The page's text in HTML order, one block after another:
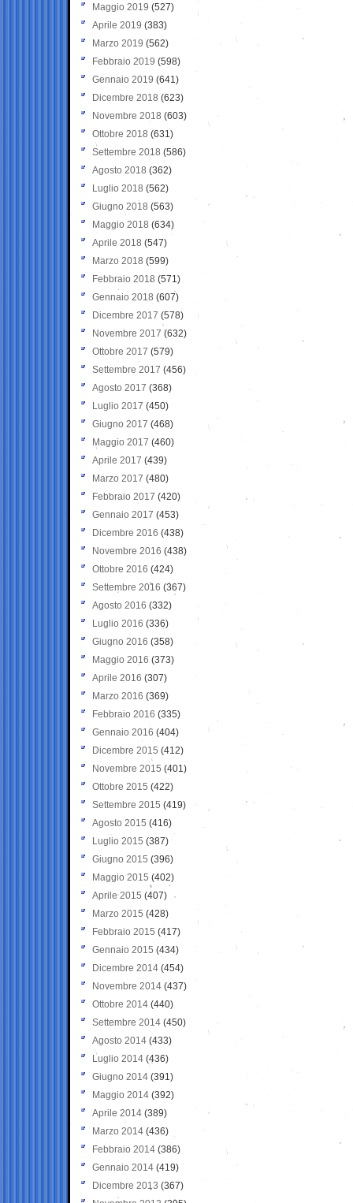
Maggio 2019 (527)
Aprile 2019 (383)
Marzo 2019 (562)
Febbraio 2019 (598)
Gennaio 2019 (641)
Dicembre 2018 (623)
Novembre 2018 (603)
Ottobre 2018 (631)
Settembre 2018 (586)
Agosto 2018 (362)
Luglio 2018 (562)
Giugno 2018 (563)
Maggio 2018 (634)
Aprile 2018 (547)
Marzo 2018 (599)
Febbraio 2018 (571)
Gennaio 2018 (607)
Dicembre 2017 (578)
Novembre 2017 (632)
Ottobre 2017 (579)
Settembre 2017 (456)
Agosto 2017 (368)
Luglio 2017 (450)
Giugno 2017 (468)
Maggio 2017 (460)
Aprile 2017 (439)
Marzo 2017 (480)
Febbraio 2017 (420)
Gennaio 2017 (453)
Dicembre 2016 (438)
Novembre 2016 (438)
Ottobre 2016 (424)
Settembre 2016 (367)
Agosto 2016 (332)
Luglio 2016 (336)
Giugno 2016 (358)
Maggio 2016 (373)
Aprile 2016 (307)
Marzo 2016 (369)
Febbraio 2016 (335)
Gennaio 2016 (404)
Dicembre 2015 (412)
Novembre 2015 (401)
Ottobre 2015 (422)
Settembre 2015 (419)
Agosto 2015 (416)
Luglio 2015 (387)
Giugno 2015 (396)
Maggio 2015 (402)
Aprile 2015 (407)
Marzo 2015 (428)
Febbraio 2015 (417)
Gennaio 2015 (434)
Dicembre 2014 (454)
Novembre 2014 (437)
Ottobre 2014 (440)
Settembre 2014 (450)
Agosto 2014 (433)
Luglio 2014 (436)
Giugno 2014 (391)
Maggio 2014 (392)
Aprile 2014 (389)
Marzo 2014 (436)
Febbraio 2014 (386)
Gennaio 2014 (419)
Dicembre 2013 (367)